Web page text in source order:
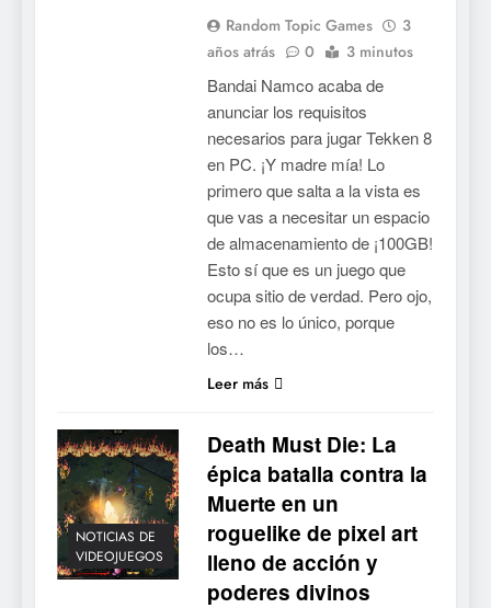
Random Topic Games
3
años atrás
0 3 minutos
Bandai Namco acaba de
anunciar los requisitos
necesarios para jugar Tekken 8
en PC. ¡Y madre mía! Lo
primero que salta a la vista es
que vas a necesitar un espacio
de almacenamiento de ¡100GB!
Esto sí que es un juego que
ocupa sitio de verdad. Pero ojo,
eso no es lo único, porque
los…
Leer más
NOTICIAS DE
VIDEOJUEGOS
Death Must Die: La
épica batalla contra la
Muerte en un
roguelike de pixel art
lleno de acción y
poderes divinos